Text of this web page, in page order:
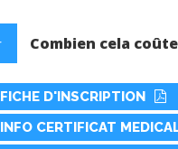
Combien cela
FICHE D'INSCRIPTION
INFO CERTIFICAT